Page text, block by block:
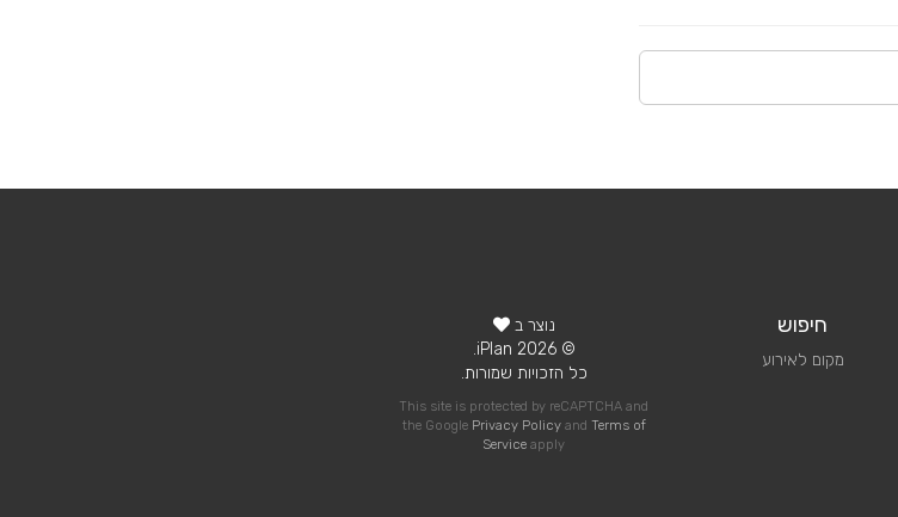
חיפוש
מקום לאירוע
נוצר ב
© 2026 iPlan.
כל הזכויות שמורות.
This site is protected by reCAPTCHA and
the Google Privacy Policyand Terms of
Service apply